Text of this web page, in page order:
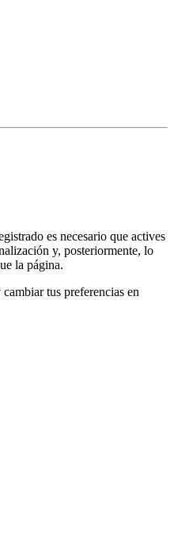
es necesario que actives
y, posteriormente, lo
la página.
tus preferencias en